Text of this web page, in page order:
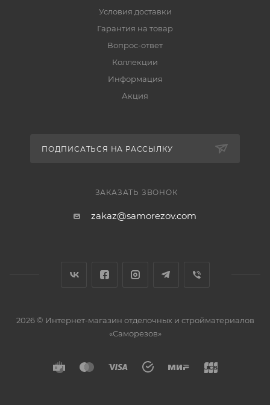
Условия доставки
Гарантия на товар
Вопрос-ответ
Коллекции
Информация
Акция
ПОДПИСАТЬСЯ НА РАССЫЛКУ
ЗАКАЗАТЬ ЗВОНОК
zakaz@samorezov.com
2026 © Интернет-магазин отделочных и стройматериалов
«Саморезов»